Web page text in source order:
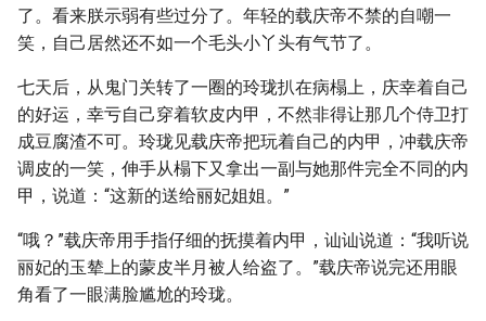
了。看来朕示弱有些过分了。年轻的载庆帝不禁的自嘲一
笑，自己居然还不如一个毛头小丫头有气节了。
七天后，从鬼门关转了一圈的玲珑扒在病榻上，庆幸着自己
的好运，幸亏自己穿着软皮内甲，不然非得让那几个侍卫打
成豆腐渣不可。玲珑见载庆帝把玩着自己的内甲，冲载庆帝
调皮的一笑，伸手从榻下又拿出一副与她那件完全不同的内
甲，说道：“这新的送给丽妃姐姐。”
“哦？”载庆帝用手指仔细的抚摸着内甲，讪讪说道：“我听说
丽妃的玉辇上的蒙皮半月被人给盗了。”载庆帝说完还用眼
角看了一眼满脸尴尬的玲珑。